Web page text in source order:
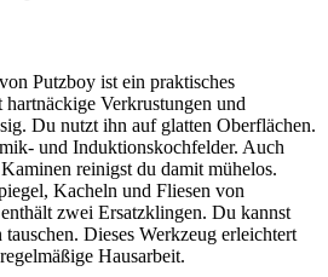
Putzboy ist ein praktisches
Verkrustungen und
Du nutzt ihn auf glatten Oberflächen.
und Induktionskochfelder. Auch
reinigst du damit mühelos.
Kacheln und Fliesen von
zwei Ersatzklingen. Du kannst
Dieses Werkzeug erleichtert
Hausarbeit.